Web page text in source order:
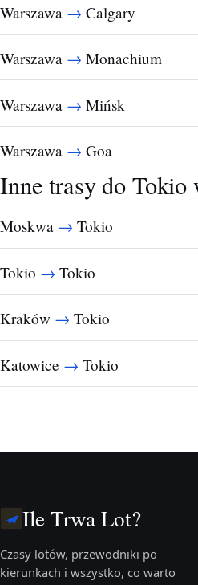
Warszawa → Calgary
Warszawa → Monachium
Warszawa → Mińsk
Warszawa → Goa
Inne trasy do Tokio
Moskwa → Tokio
Tokio → Tokio
Kraków → Tokio
Katowice → Tokio
Ile Trwa Lot?
Czasy lotów, przewodniki po
kierunkach i wszystko, co warto